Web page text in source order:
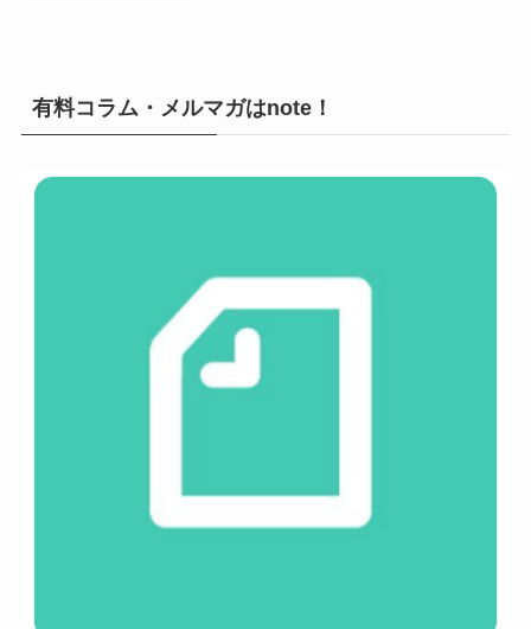
有料コラム・メルマガはnote！